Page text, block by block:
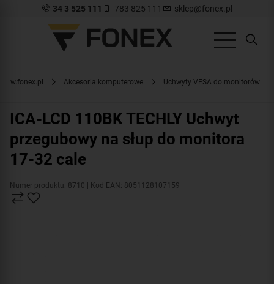
34 3 525 111 783 825 111 sklep@fonex.pl
www.fonex.pl Akcesoria komputerowe Uchwyty VESA do monitorów
ICA-LCD 110BK TECHLY Uchwyt
przegubowy na słup do monitora
17-32 cale
Numer produktu: 8710 | Kod EAN: 8051128107159